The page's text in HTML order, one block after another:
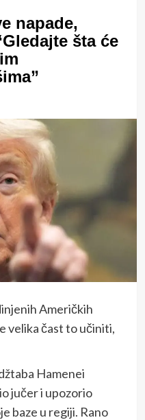
napade,
šta će
Američkih
velika čast to učiniti,
Hamenei
jučer i upozorio
baze u regiji. Rano